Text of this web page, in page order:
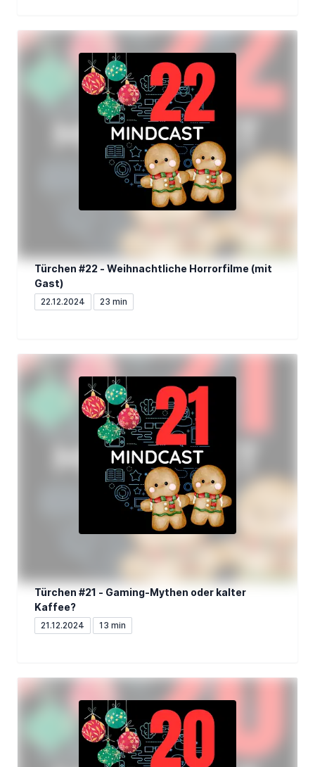
Türchen #22 - Weihnachtliche Horrorfilme (mit
Gast)
22.12.2024 23 min
Türchen #21 - Gaming-Mythen oder kalter
Kaffee?
21.12.2024 13 min